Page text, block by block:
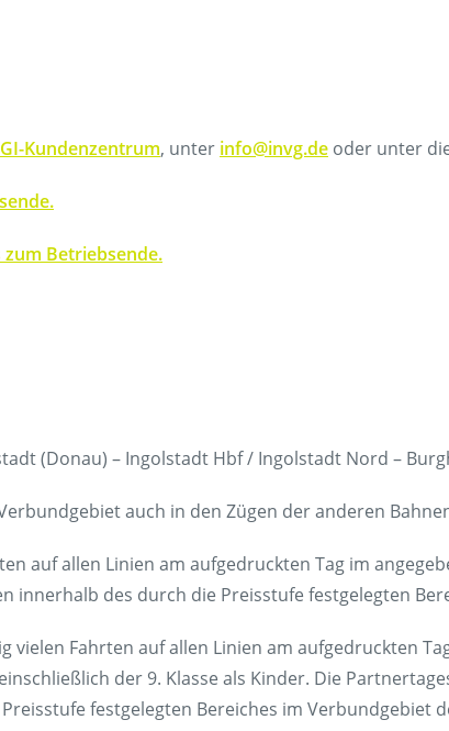
Kundenzentrum, unter info@invg.de oder unter
Betriebsende.
(Donau) – Ingolstadt Hbf / Ingolstadt Nord –
auch in den Zügen der anderen
auf allen Linien am aufgedruckten Tag im
des durch die Preisstufe festgelegten
Fahrten auf allen Linien am aufgedruckten
der 9. Klasse als Kinder. Die
festgelegten Bereiches im Verbundgebiet